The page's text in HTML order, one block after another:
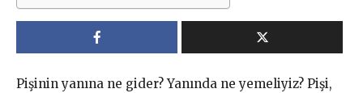
Pişinin yanına ne gider? Yanında ne yemeliyiz? Pişi,